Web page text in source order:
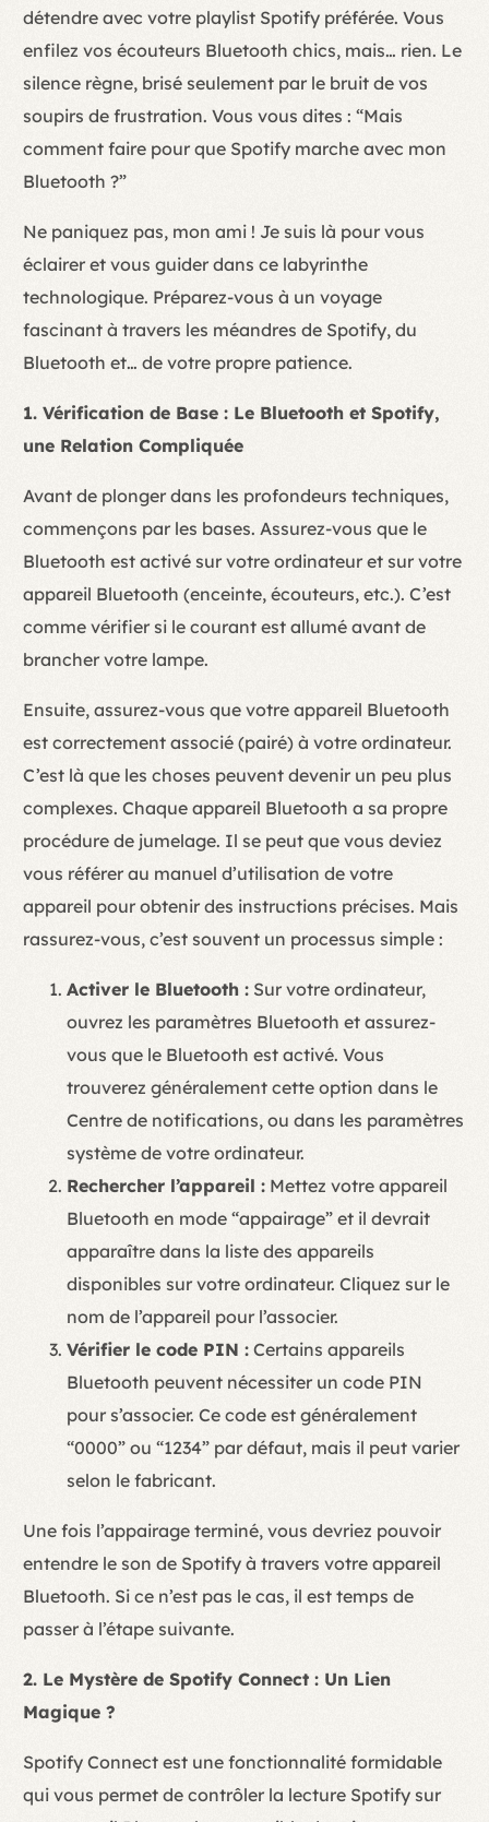
détendre avec votre playlist Spotify préférée. Vous
enfilez vos écouteurs Bluetooth chics, mais… rien. Le
silence règne, brisé seulement par le bruit de vos
soupirs de frustration. Vous vous dites : “Mais
comment faire pour que Spotify marche avec mon
Bluetooth ?”
Ne paniquez pas, mon ami ! Je suis là pour vous
éclairer et vous guider dans ce labyrinthe
technologique. Préparez-vous à un voyage
fascinant à travers les méandres de Spotify, du
Bluetooth et… de votre propre patience.
1. Vérification de Base : Le Bluetooth et Spotify,
une Relation Compliquée
Avant de plonger dans les profondeurs techniques,
commençons par les bases. Assurez-vous que le
Bluetooth est activé sur votre ordinateur et sur votre
appareil Bluetooth (enceinte, écouteurs, etc.). C’est
comme vérifier si le courant est allumé avant de
brancher votre lampe.
Ensuite, assurez-vous que votre appareil Bluetooth
est correctement associé (pairé) à votre ordinateur.
C’est là que les choses peuvent devenir un peu plus
complexes. Chaque appareil Bluetooth a sa propre
procédure de jumelage. Il se peut que vous deviez
vous référer au manuel d’utilisation de votre
appareil pour obtenir des instructions précises. Mais
rassurez-vous, c’est souvent un processus simple :
Activer le Bluetooth : Sur votre ordinateur,
ouvrez les paramètres Bluetooth et assurez-
vous que le Bluetooth est activé. Vous
trouverez généralement cette option dans le
Centre de notifications, ou dans les paramètres
système de votre ordinateur.
Rechercher l’appareil : Mettez votre appareil
Bluetooth en mode “appairage” et il devrait
apparaître dans la liste des appareils
disponibles sur votre ordinateur. Cliquez sur le
nom de l’appareil pour l’associer.
Vérifier le code PIN : Certains appareils
Bluetooth peuvent nécessiter un code PIN
pour s’associer. Ce code est généralement
“0000” ou “1234” par défaut, mais il peut varier
selon le fabricant.
Une fois l’appairage terminé, vous devriez pouvoir
entendre le son de Spotify à travers votre appareil
Bluetooth. Si ce n’est pas le cas, il est temps de
passer à l’étape suivante.
2. Le Mystère de Spotify Connect : Un Lien
Magique ?
Spotify Connect est une fonctionnalité formidable
qui vous permet de contrôler la lecture Spotify sur